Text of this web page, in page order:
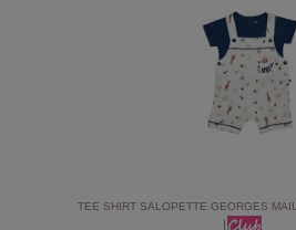
TEE SHIRT SALOPETTE GEORGES